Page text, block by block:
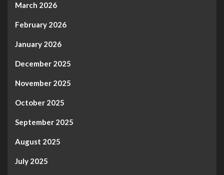
March 2026
February 2026
January 2026
December 2025
November 2025
October 2025
September 2025
August 2025
July 2025